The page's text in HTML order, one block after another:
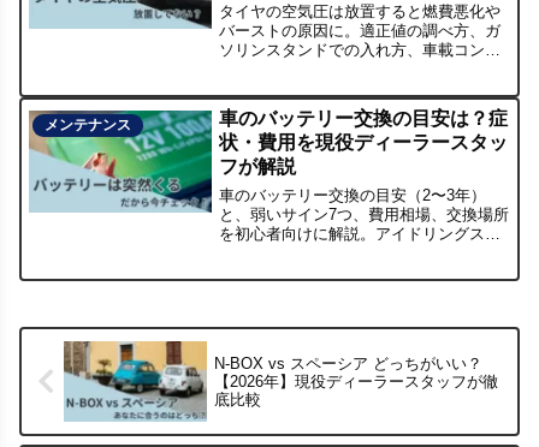
タイヤの空気圧は放置すると燃費悪化や
バーストの原因に。適正値の調べ方、ガ
ソリンスタンドでの入れ方、車載コンプ
変わります。
メンテナンス
車のバッテリー交換の目安は？症
状・費用を現役ディーラースタッ
フが解説
車のバッテリー交換の目安（2〜3年）
と、弱いサイン7つ、費用相場、交換場所
を初心者向けに解説。アイドリングスト
N-BOX vs スペーシア どっちがいい？
【2026年】現役ディーラースタッフが徹
底比較